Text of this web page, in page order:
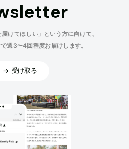
届けてほしい」という方に向けて、
週3〜4回程度お届けします。
受け取る